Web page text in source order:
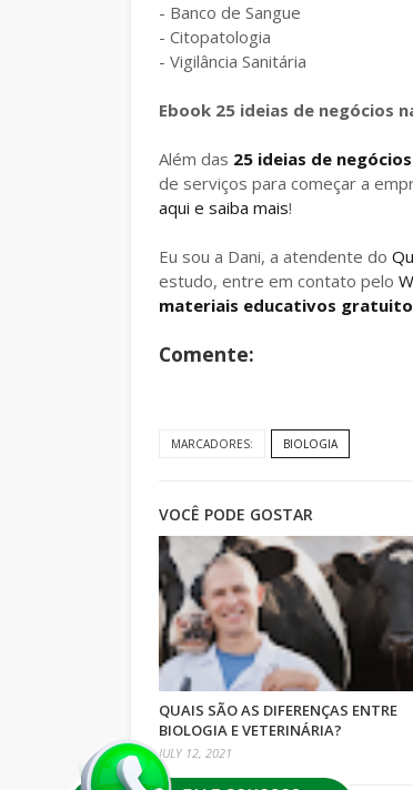
- Banco de Sangue
- Citopatologia
- Vigilância Sanitária
Ebook 25 ideias de negócios
Além das 25 ideias de
de serviços para começar a
aqui e saiba mais!
Eu sou a Dani, a atendente do
estudo, entre em contato pelo
materiais educativos
Comente:
MARCADORES: BIOLOGIA
VOCÊ PODE GOSTAR
QUAIS SÃO AS DIFERENÇAS ENTRE
BIOLOGIA E VETERINÁRIA?
JULY 12, 2021